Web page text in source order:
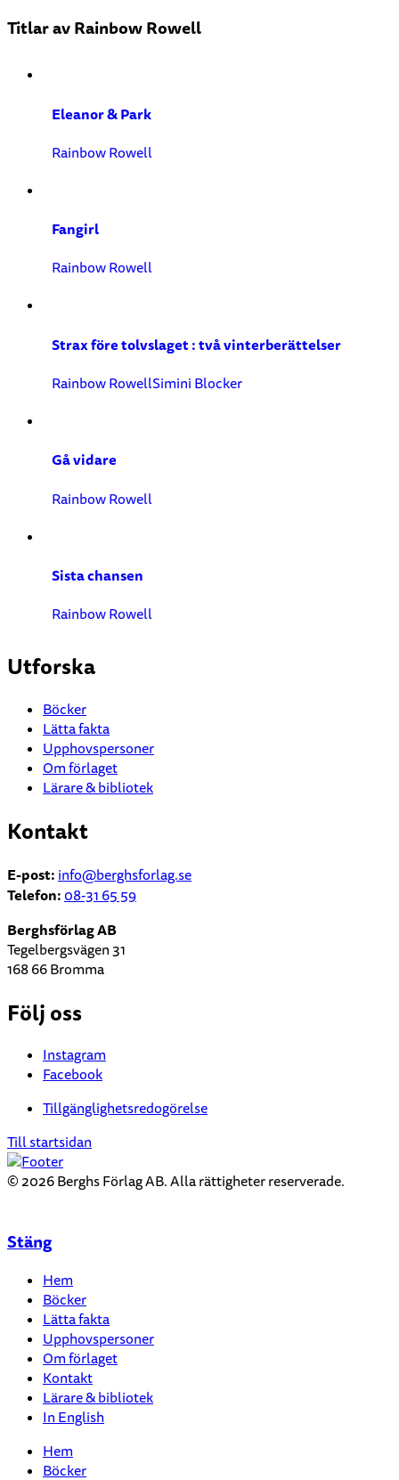
Titlar av Rainbow Rowell
Eleanor & Park
Rainbow Rowell
Fangirl
Rainbow Rowell
Strax före tolvslaget : två vinterberättelser
Rainbow RowellSimini Blocker
Gå vidare
Rainbow Rowell
Sista chansen
Rainbow Rowell
Utforska
Böcker
Lätta fakta
Upphovspersoner
Om förlaget
Lärare & bibliotek
Kontakt
E-post: info@berghsforlag.se
Telefon:08-31 65 59
Berghsförlag AB
Tegelbergsvägen 31
168 66 Bromma
Följ oss
Instagram
Facebook
Tillgänglighetsredogörelse
Till startsidan
© 2026 Berghs Förlag AB. Alla rättigheter reserverade.
Stäng
Hem
Böcker
Lätta fakta
Upphovspersoner
Om förlaget
Kontakt
Lärare & bibliotek
In English
Hem
Böcker